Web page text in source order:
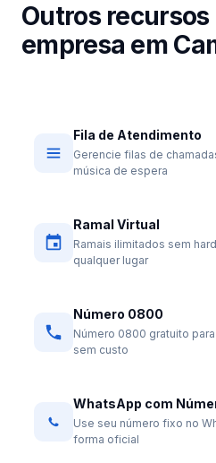
Outros recursos
empresa em
Fila de Atendimento
Gerencie filas de
música de espera
Ramal Virtual
Ramais ilimitados sem
qualquer lugar
Número 0800
Número 0800 gratuito
sem custo
WhatsApp com
Use seu número fixo no
forma oficial